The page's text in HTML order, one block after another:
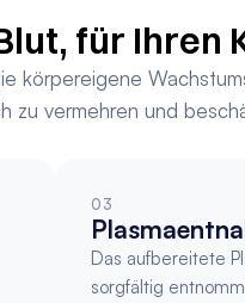
für Ihren
körpereigene
zu vermehren und
03
Das aufbereitete
sorgfältig